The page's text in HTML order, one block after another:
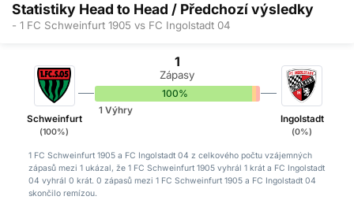
Statistiky Head to Head / Předchozí výsledky
- 1 FC Schweinfurt 1905 vs FC Ingolstadt 04
Schweinfurt
(100%)
1
Zápasy
100% 0%
0%
1 Výhry
Ingolstadt
(0%)
1 FC Schweinfurt 1905 a FC Ingolstadt 04 z celkového počtu vzájemných
zápasů mezi 1 ukázal, že 1 FC Schweinfurt 1905 vyhrál 1 krát a FC Ingolstadt
04 vyhrál 0 krát. 0 zápasů mezi 1 FC Schweinfurt 1905 a FC Ingolstadt 04
skončilo remízou.